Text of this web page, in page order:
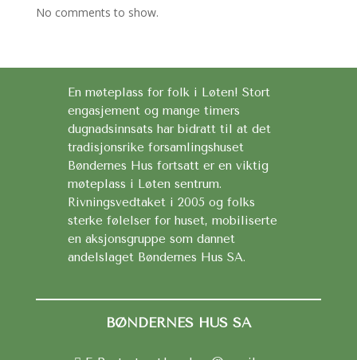
No comments to show.
En møteplass for folk i Løten! Stort
engasjement og mange timers
dugnadsinnsats har bidratt til at det
tradisjonsrike forsamlingshuset
Bøndernes Hus fortsatt er en viktig
møteplass i Løten sentrum.
Rivningsvedtaket i 2005 og folks
sterke følelser for huset, mobiliserte
en aksjonsgruppe som dannet
andelslaget Bøndernes Hus SA.
BØNDERNES HUS SA